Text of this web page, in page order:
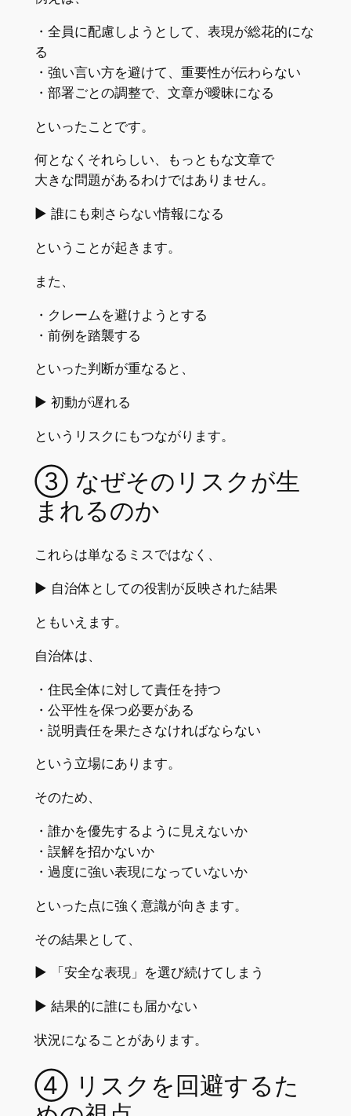
・全員に配慮しようとして、表現が総花的にな
る
・強い言い方を避けて、重要性が伝わらない
・部署ごとの調整で、文章が曖昧になる
といったことです。
何となくそれらしい、もっともな文章で
大きな問題があるわけではありません。
▶︎ 誰にも刺さらない情報になる
ということが起きます。
また、
・クレームを避けようとする
・前例を踏襲する
といった判断が重なると、
▶︎ 初動が遅れる
というリスクにもつながります。
③ なぜそのリスクが生
まれるのか
これらは単なるミスではなく、
▶︎ 自治体としての役割が反映された結果
ともいえます。
自治体は、
・住民全体に対して責任を持つ
・公平性を保つ必要がある
・説明責任を果たさなければならない
という立場にあります。
そのため、
・誰かを優先するように見えないか
・誤解を招かないか
・過度に強い表現になっていないか
といった点に強く意識が向きます。
その結果として、
▶︎ 「安全な表現」を選び続けてしまう
▶︎ 結果的に誰にも届かない
状況になることがあります。
④ リスクを回避するた